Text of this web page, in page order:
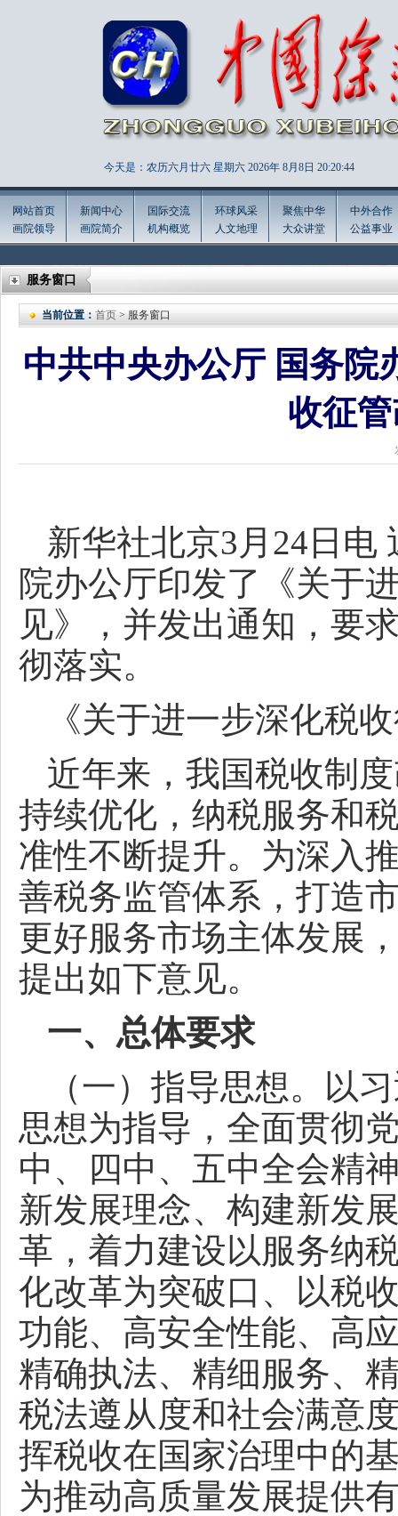
今天是：农历六月廿六 星期六 2026年 8月8日 20:20:46
网站首页
画院领导
新闻中心
画院简介
国际交流
机构概览
环球风采
人文地理
聚焦中华
大众讲堂
中外合作
公益事业
服务窗口
当前位置： 首页 > 服务窗口
中共中央办公厅 国务院
收征
新华社北京3月24日电
院办公厅印发了《关于
见》，并发出通知，要
彻落实。
《关于进一步深化税
近年来，我国税收制
持续优化，纳税服务和
准性不断提升。为深入
善税务监管体系，打造
更好服务市场主体发展
提出如下意见。
一、总体要求
（一）指导思想。以
思想为指导，全面贯彻
中、四中、五中全会精
新发展理念、构建新发
革，着力建设以服务纳
化改革为突破口、以税
功能、高安全性能、高
精确执法、精细服务、
税法遵从度和社会满意
挥税收在国家治理中的
为推动高质量发展提供